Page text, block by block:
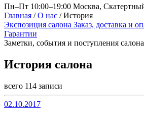
Пн–Пт 10:00–19:00 Москва,
Главная / О нас / История
Экспозиция салона Заказ, доставка и
Гарантии
Заметки, события и поступления салона
История салона
всего 114 записи
02.10.2017